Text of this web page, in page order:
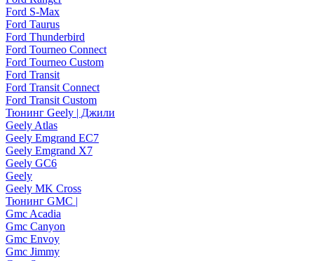
Ford S-Max
Ford Taurus
Ford Thunderbird
Ford Tourneo Connect
Ford Tourneo Custom
Ford Transit
Ford Transit Connect
Ford Transit Custom
Тюнинг Geely | Джили
Geely Atlas
Geely Emgrand EC7
Geely Emgrand X7
Geely GC6
Geely
Geely MK Cross
Тюнинг GMC |
Gmc Acadia
Gmc Canyon
Gmc Envoy
Gmc Jimmy